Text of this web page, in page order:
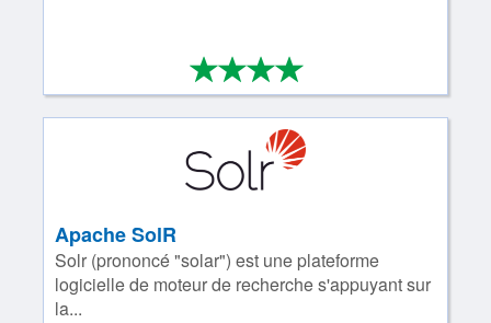
****
4/4
Apache SolR
Solr (prononcé "solar") est une plateforme
logicielle de moteur de recherche s'appuyant sur
la...